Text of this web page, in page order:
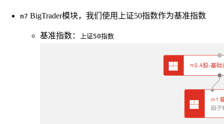
m7 BigTrader模块，我们使用上证50指数作为基准指数
基准指数： 上证50指数